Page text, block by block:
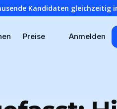
Kandidaten gleichzeitig
Preise Anmelden